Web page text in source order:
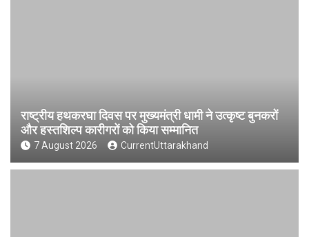
राष्ट्रीय हथकरघा दिवस पर मुख्यमंत्री धामी ने उत्कृष्ट बुनकरों
और हस्तशिल्प कारीगरों को किया सम्मानित
7 August 2026 CurrentUttarakhand